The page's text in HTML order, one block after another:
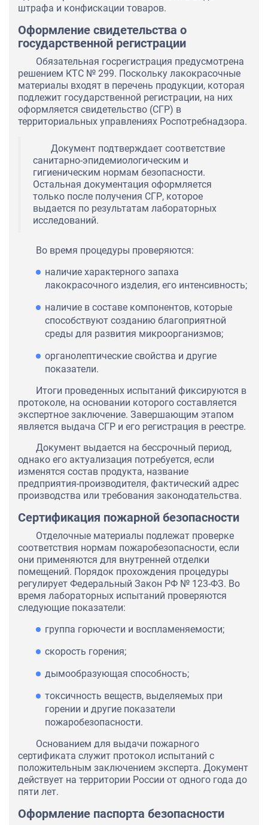
штрафа и конфискации товаров.
Оформление свидетельства о
государственной регистрации
Обязательная госрегистрация предусмотрена
решением КТС № 299. Поскольку лакокрасочные
материалы входят в перечень продукции, которая
подлежит государственной регистрации, на них
оформляется свидетельство (СГР) в
территориальных управлениях Роспотребнадзора.
Документ подтверждает соответствие
санитарно-эпидемиологическим и
гигиеническим нормам безопасности.
Остальная документация оформляется
только после получения СГР, которое
выдается по результатам лабораторных
исследований.
Во время процедуры проверяются:
наличие характерного запаха
лакокрасочного изделия, его интенсивность;
наличие в составе компонентов, которые
способствуют созданию благоприятной
среды для развития микроорганизмов;
органолептические свойства и другие
показатели.
Итоги проведенных испытаний фиксируются в
протоколе, на основании которого составляется
экспертное заключение. Завершающим этапом
является выдача СГР и его регистрация в реестре.
Документ выдается на бессрочный период,
однако его актуализация потребуется, если
изменятся состав продукта, название
предприятия-производителя, фактический адрес
производства или требования законодательства.
Сертификация пожарной безопасности
Отделочные материалы подлежат проверке
соответствия нормам пожаробезопасности, если
они применяются для внутренней отделки
помещений. Порядок прохождения процедуры
регулирует Федеральный Закон РФ № 123-ФЗ. Во
время лабораторных испытаний проверяются
следующие показатели:
группа горючести и воспламеняемости;
скорость горения;
дымообразующая способность;
токсичность веществ, выделяемых при
горении и другие показатели
пожаробезопасности.
Основанием для выдачи пожарного
сертификата служит протокол испытаний с
положительным заключением эксперта. Документ
действует на территории России от одного года до
пяти лет.
Оформление паспорта безопасности